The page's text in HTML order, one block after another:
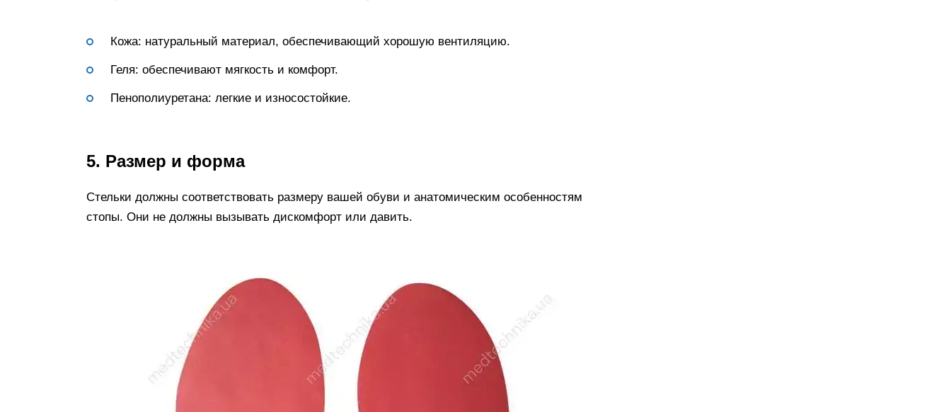
Кожа: натуральный материал, обеспечивающий хорошую вентиляцию.
Геля: обеспечивают мягкость и комфорт.
Пенополиуретана: легкие и износостойкие.
5. Размер и форма
Стельки должны соответствовать размеру вашей обуви и анатомическим особенностям
стопы. Они не должны вызывать дискомфорт или давить.